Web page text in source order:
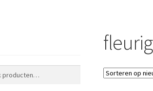
fleurig